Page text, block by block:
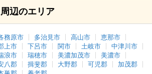
周辺のエリア
務原市 多治見市 高山市
恵那市
上市 下呂市 関市 土岐市
中津川市
浪市 瑞穂市 美濃加茂市
美濃市
八郡 揖斐郡 大野郡 可児郡
加茂郡